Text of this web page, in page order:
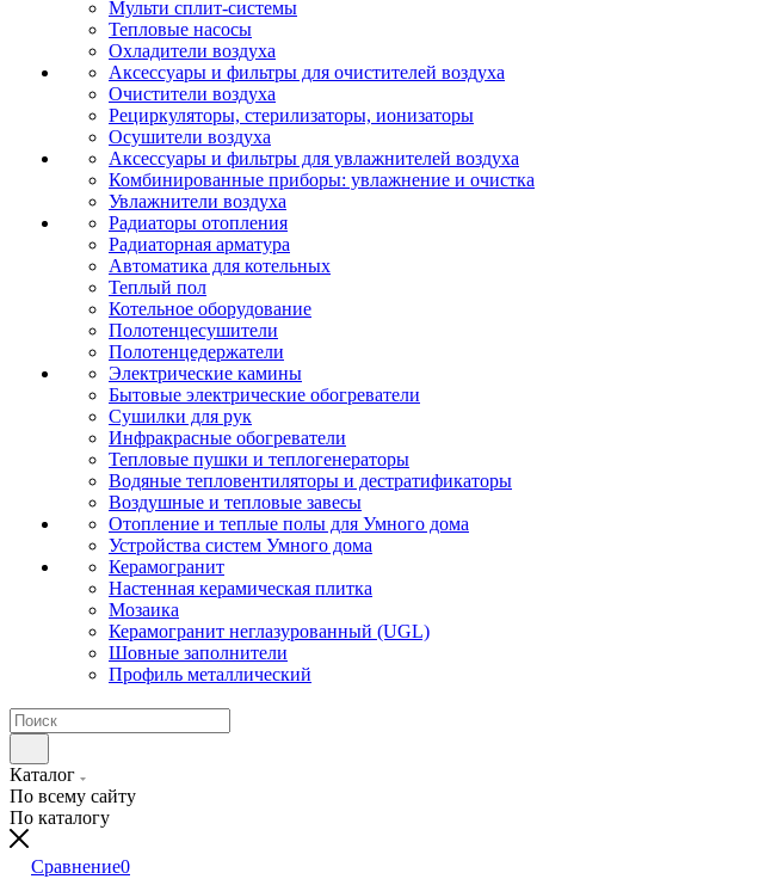
Мульти сплит-системы
Тепловые насосы
Охладители воздуха
Аксессуары и фильтры для очистителей воздуха
Очистители воздуха
Рециркуляторы, стерилизаторы, ионизаторы
Осушители воздуха
Аксессуары и фильтры для увлажнителей воздуха
Комбинированные приборы: увлажнение и очистка
Увлажнители воздуха
Радиаторы отопления
Радиаторная арматура
Автоматика для котельных
Теплый пол
Котельное оборудование
Полотенцесушители
Полотенцедержатели
Электрические камины
Бытовые электрические обогреватели
Сушилки для рук
Инфракрасные обогреватели
Тепловые пушки и теплогенераторы
Водяные тепловентиляторы и дестратификаторы
Воздушные и тепловые завесы
Отопление и теплые полы для Умного дома
Устройства систем Умного дома
Керамогранит
Настенная керамическая плитка
Мозаика
Керамогранит неглазурованный (UGL)
Шовные заполнители
Профиль металлический
Каталог
По всему сайту
По каталогу
Сравнение0